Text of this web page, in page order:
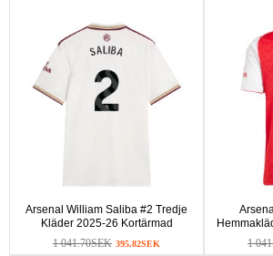
Arsenal William Saliba #2 Tredje
Kläder 2025-26 Kortärmad
1 041.70SEK 395.82SEK
1